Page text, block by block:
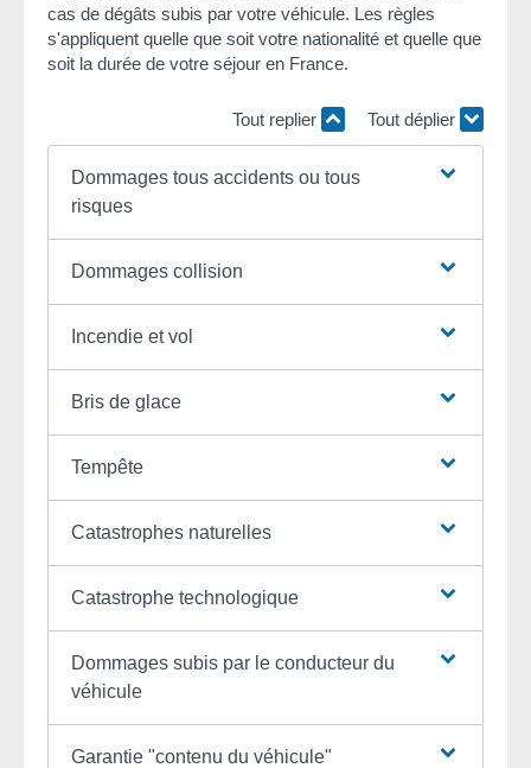
cas de dégâts subis par votre véhicule. Les règles
s'appliquent quelle que soit votre nationalité et quelle que
soit la durée de votre séjour en France.
Tout replier Tout déplier
Dommages tous accidents ou tous
risques
Dommages collision
Incendie et vol
Bris de glace
Tempête
Catastrophes naturelles
Catastrophe technologique
Dommages subis par le conducteur du
véhicule
Garantie "contenu du véhicule"